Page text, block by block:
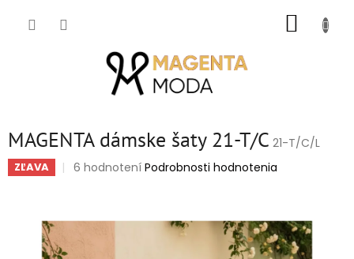
MAGENTA dámske šaty 21-T/C 21-T/C/L
ZĽAVA
Priemerné
5,0
6 hodnotení Podrobnosti hodnotenia